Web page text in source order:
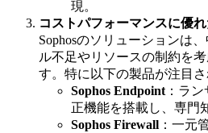
現。
コストパフォーマンスに優
Sophosのソリューションは
ル不足やリソースの制約を
す。特に以下の製品が注目さ
Sophos Endpoint ：ラ
正機能を搭載し、専門
Sophos Firewall ：一元